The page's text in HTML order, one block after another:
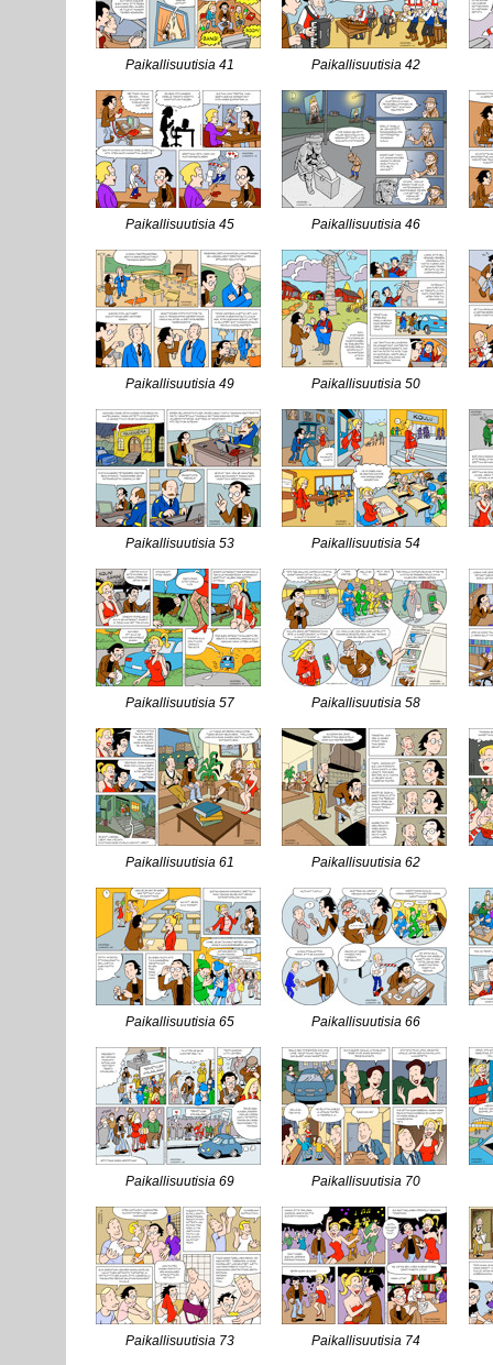
Paikallisuutisia 41 Paikallisuutisia 42
Paikallisuutisia 45 Paikallisuutisia 46
Paikallisuutisia 49 Paikallisuutisia 50
Paikallisuutisia 53 Paikallisuutisia 54
Paikallisuutisia 57 Paikallisuutisia 58
Paikallisuutisia 61 Paikallisuutisia 62
Paikallisuutisia 65 Paikallisuutisia 66
Paikallisuutisia 69 Paikallisuutisia 70
Paikallisuutisia 73 Paikallisuutisia 74